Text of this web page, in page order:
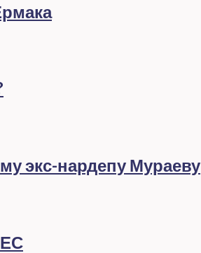
экс-нардепу Мураеву